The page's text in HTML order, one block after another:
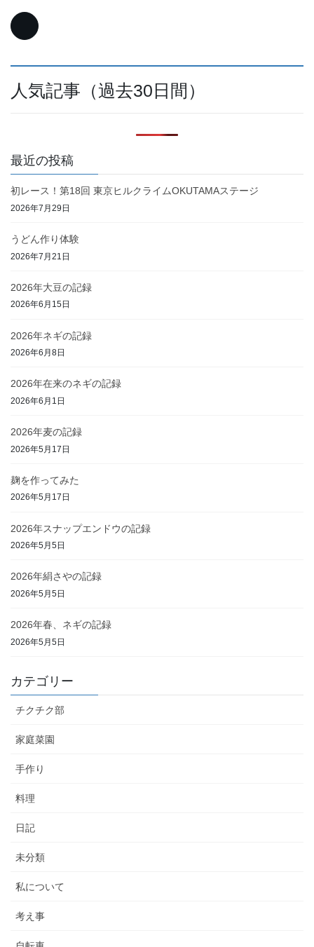
人気記事（過去30日間）
最近の投稿
初レース！第18回 東京ヒルクライムOKUTAMAステージ
2026年7月29日
うどん作り体験
2026年7月21日
2026年大豆の記録
2026年6月15日
2026年ネギの記録
2026年6月8日
2026年在来のネギの記録
2026年6月1日
2026年麦の記録
2026年5月17日
麹を作ってみた
2026年5月17日
2026年スナップエンドウの記録
2026年5月5日
2026年絹さやの記録
2026年5月5日
2026年春、ネギの記録
2026年5月5日
カテゴリー
チクチク部
家庭菜園
手作り
料理
日記
未分類
私について
考え事